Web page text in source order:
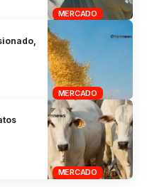
MERCADO
MERCADO
MERCADO